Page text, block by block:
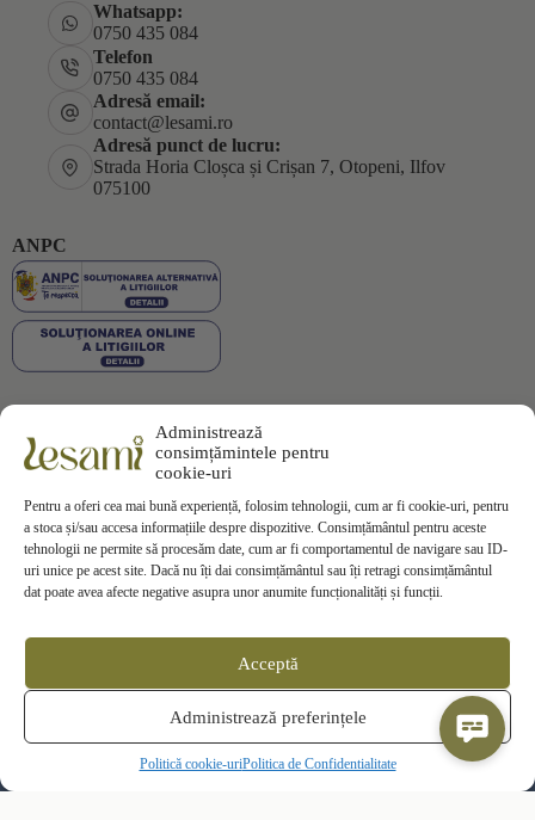
Whatsapp:
0750 435 084
Telefon
0750 435 084
Adresă email:
contact@lesami.ro
Adresă punct de lucru:
Strada Horia Cloșca și Crișan 7, Otopeni, Ilfov
075100
ANPC
Plata securizată
Informații
Politica de Retur
Administrează
consimțămintele pentru
cookie-uri
Pentru a oferi cea mai bună experiență, folosim tehnologii, cum ar fi cookie-uri, pentru
a stoca și/sau accesa informațiile despre dispozitive. Consimțământul pentru aceste
tehnologii ne permite să procesăm date, cum ar fi comportamentul de navigare sau ID-
uri unice pe acest site. Dacă nu îți dai consimțământul sau îți retragi consimțământul
dat poate avea afecte negative asupra unor anumite funcționalități și funcții.
Acceptă
Administrează preferințele
Politică cookie-uriPolitica de Confidentialitate